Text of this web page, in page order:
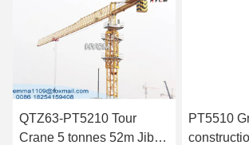
QTZ63-PT5210 Tour
Crane 5 tonnes 52m Jib
PT5510